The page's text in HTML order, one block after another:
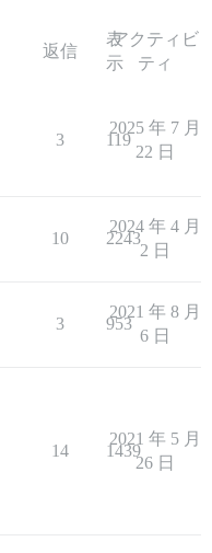
返信
表
示
アクティビ
ティ
3 119
2025 年 7 月
22 日
10 2243
2024 年 4 月
2 日
3 953
2021 年 8 月
6 日
14 1439
2021 年 5 月
26 日